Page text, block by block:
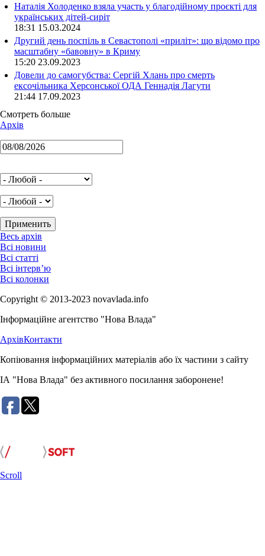
Наталія Холоденко взяла участь у благодійному проєкті для
українських дітей-сиріт
18:31 15.03.2024
Другий день поспіль в Севастополі «приліт»: що відомо про
масштабну «бавовну» в Криму
15:20 23.09.2023
Довели до самогубства: Сергій Хлань про смерть
ексочільника Херсонської ОДА Геннадія Лагути
21:44 17.09.2023
Смотреть больше
Архів
Весь архів
Всі новини
Всі статті
Всі інтерв’ю
Всі колонки
Copyright © 2013-2023 novavlada.info
Інформаційне агентство "Нова Влада"
АрхівКонтакти
Копіювання інформаційних матеріалів або їх частини з сайту
ІА "Нова Влада" без активного посилання заборонене!
Scroll